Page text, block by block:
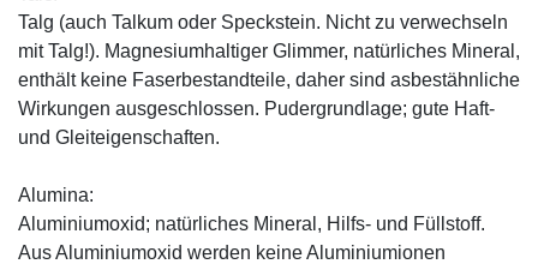
Talg (auch Talkum oder Speckstein. Nicht zu verwechseln
mit Talg!). Magnesiumhaltiger Glimmer, natürliches Mineral,
enthält keine Faserbestandteile, daher sind asbestähnliche
Wirkungen ausgeschlossen. Pudergrundlage; gute Haft-
und Gleiteigenschaften.
Alumina:
Aluminiumoxid; natürliches Mineral, Hilfs- und Füllstoff.
Aus Aluminiumoxid werden keine Aluminiumionen